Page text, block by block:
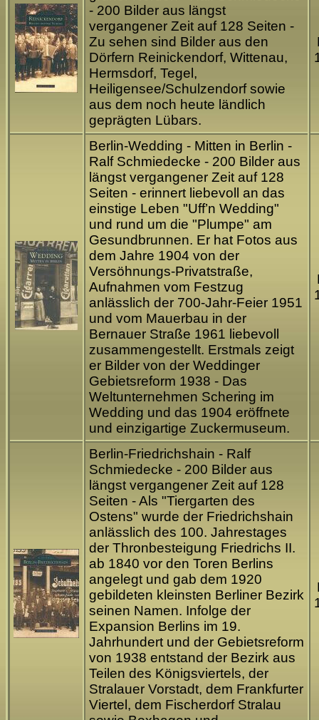
- 200 Bilder aus längst
vergangener Zeit auf 128 Seiten -
Zu sehen sind Bilder aus den
Dörfern Reinickendorf, Wittenau,
Hermsdorf, Tegel,
Heiligensee/Schulzendorf sowie
aus dem noch heute ländlich
geprägten Lübars.
Berlin-Wedding - Mitten in Berlin -
Ralf Schmiedecke - 200 Bilder aus
längst vergangener Zeit auf 128
Seiten - erinnert liebevoll an das
einstige Leben "Uff’n Wedding"
und rund um die "Plumpe" am
Gesundbrunnen. Er hat Fotos aus
dem Jahre 1904 von der
Versöhnungs-Privatstraße,
Aufnahmen vom Festzug
anlässlich der 700-Jahr-Feier 1951
und vom Mauerbau in der
Bernauer Straße 1961 liebevoll
zusammengestellt. Erstmals zeigt
er Bilder von der Weddinger
Gebietsreform 1938 - Das
Weltunternehmen Schering im
Wedding und das 1904 eröffnete
und einzigartige Zuckermuseum.
Berlin-Friedrichshain - Ralf
Schmiedecke - 200 Bilder aus
längst vergangener Zeit auf 128
Seiten - Als "Tiergarten des
Ostens" wurde der Friedrichshain
anlässlich des 100. Jahrestages
der Thronbesteigung Friedrichs II.
ab 1840 vor den Toren Berlins
angelegt und gab dem 1920
gebildeten kleinsten Berliner Bezirk
seinen Namen. Infolge der
Expansion Berlins im 19.
Jahrhundert und der Gebietsreform
von 1938 entstand der Bezirk aus
Teilen des Königsviertels, der
Stralauer Vorstadt, dem Frankfurter
Viertel, dem Fischerdorf Stralau